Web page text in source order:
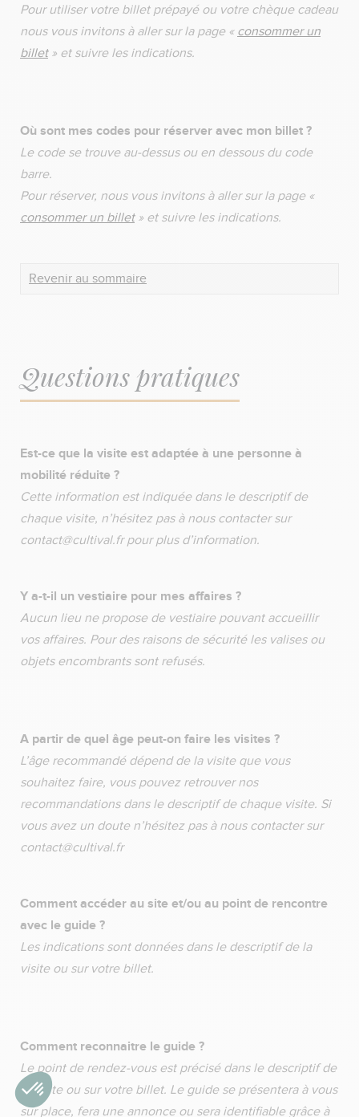
Pour utiliser votre billet prépayé ou votre chèque cadeau
nous vous invitons à aller sur la page « consommer un
billet» et suivre les indications.
Où sont mes codes pour réserver avec mon billet ?
Le code se trouve au-dessus ou en dessous du code
barre.
Pour réserver, nous vous invitons à aller sur la page «
consommer un billet» et suivre les indications.
Revenir au sommaire
Questions pratiques
Est-ce que la visite est adaptée à une personne à
mobilité réduite ?
Cette information est indiquée dans le descriptif de
chaque visite, n’hésitez pas à nous contacter sur
contact@cultival.fr pour plus d’information.
Y a-t-il un vestiaire pour mes affaires ?
Aucun lieu ne propose de vestiaire pouvant accueillir
vos affaires. Pour des raisons de sécurité les valises ou
objets encombrants sont refusés.
A partir de quel âge peut-on faire les visites ?
L’âge recommandé dépend de la visite que vous
souhaitez faire, vous pouvez retrouver nos
recommandations dans le descriptif de chaque visite. Si
vous avez un doute n’hésitez pas à nous contacter sur
contact@cultival.fr
Comment accéder au site et/ou au point de rencontre
avec le guide ?
Les indications sont données dans le descriptif de la
visite ou sur votre billet.
Comment reconnaitre le guide ?
Le point de rendez-vous est précisé dans le descriptif de
la visite ou sur votre billet. Le guide se présentera à vous
sur place, fera une annonce ou sera identifiable grâce à